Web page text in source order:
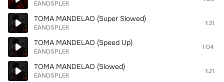
EANDSPLEK
TOMA MANDELAO (Super Slowed)
EANDSPLEK
1:31
TOMA MANDELAO (Speed Up)
EANDSPLEK
1:04
TOMA MANDELAO (Slowed)
EANDSPLEK
1:21